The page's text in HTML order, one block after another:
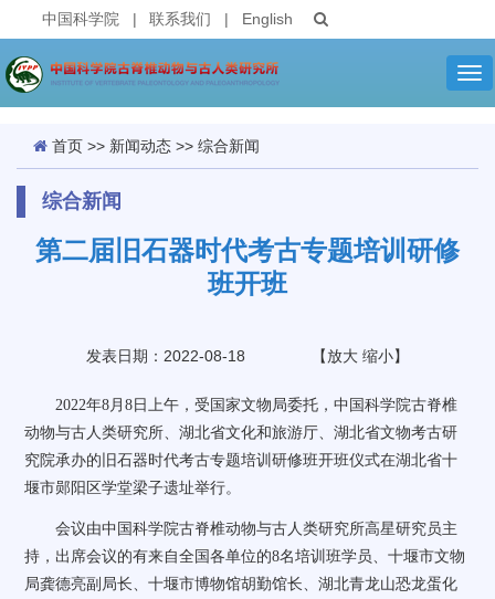
中国科学院 | 联系我们 | English
首页 >> 新闻动态 >> 综合新闻
综合新闻
第二届旧石器时代考古专题培训研修
班开班
发表日期：2022-08-18 【放大 缩小】
2022年8月8 日上午，受国家文物局委托，中国科学院古脊椎
动物与古人类研究所、湖北省文化和旅游厅、湖北省文物考古研
究院承办的旧石器时代考古专题培训研修班开班仪式在湖北省十
堰市郧阳区学堂梁子遗址举行。
会议由中国科学院古脊椎动物与古人类研究所高星研究员主
持，出席会议的有来自全国各单位的8名培训班学员、十堰市文物
局龚德亮副局长、十堰市博物馆胡勤馆长、湖北青龙山恐龙蛋化